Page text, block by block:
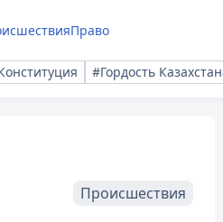
Право
#Гордость
Происшествия